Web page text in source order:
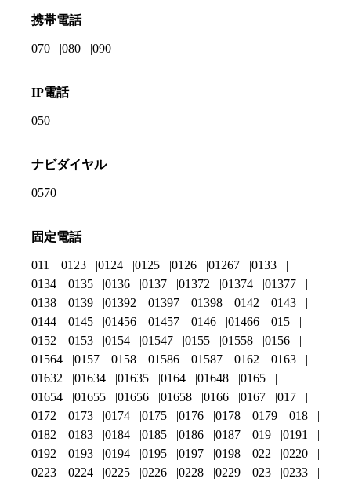
携帯電話
070 080 090
IP電話
050
ナビダイヤル
0570
固定電話
011 0123 0124 0125 0126 01267
0133
0134
0135 0136 0137 01372 01374
01377
0138
0139 01392 01397 01398 0142
0143
0144
0145 01456 01457 0146 01466
015
0152
0153 0154 01547 0155 01558
0156
01564
0157 0158 01586 01587 0162
0163
01632
01634 01635 0164 01648
0165
01654
01655 01656 01658 0166 0167
017
0172
0173 0174 0175 0176 0178 0179
018
0182
0183 0184 0185 0186 0187 019
0191
0192
0193 0194 0195 0197 0198 022
0220
0223
0224 0225 0226 0228 0229 023 0233